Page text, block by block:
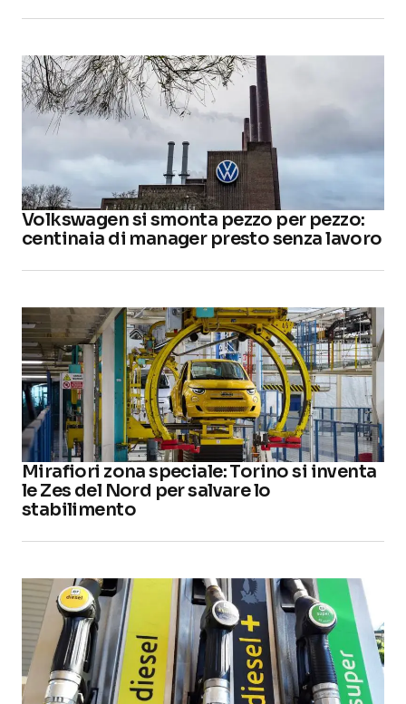
Volkswagen si smonta pezzo per pezzo:
centinaia di manager presto senza lavoro
Mirafiori zona speciale: Torino si inventa
le Zes del Nord per salvare lo
stabilimento